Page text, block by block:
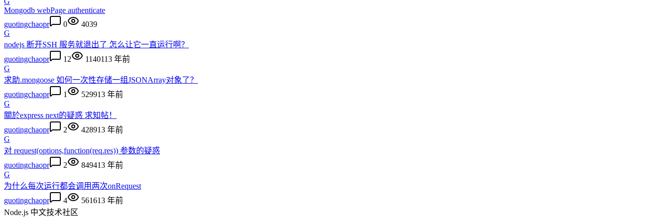
Mongodb webPage authenticate
guotingchaopr
0
4039
G
nodejs 断开SSH 服务就退出了 怎么让它一直运行啊？
guotingchaopr
12 1140113 年前
G
求助.mongoose 如何一次性存储一组JSONArray对象了？
guotingchaopr
1 529913 年前
G
關於express next的疑惑 求知帖！
guotingchaopr
2 428913 年前
G
对 request(options,function(req.res)) 参数的疑惑
guotingchaopr
2 849413 年前
G
为什么每次运行都会调用两次onRequest
guotingchaopr
4 561613 年前
Node.js 中文技术社区